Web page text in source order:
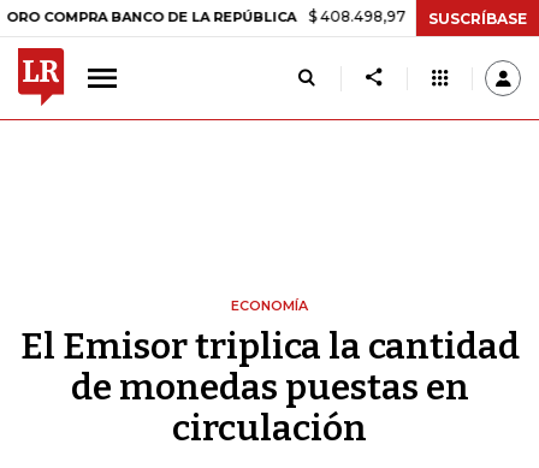
BANCO DE LA REPÚBLICA $ 408.498,97 +$ 8.753,81 +2,19%
SUSCRÍBASE
ECONOMÍA
El Emisor triplica la cantidad
de monedas puestas en
circulación